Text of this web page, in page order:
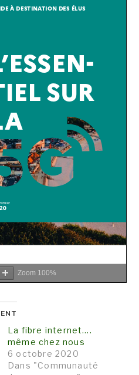
Zoom 100%
La fibre internet….
même chez nous
6 octobre 2020
Dans "Communauté